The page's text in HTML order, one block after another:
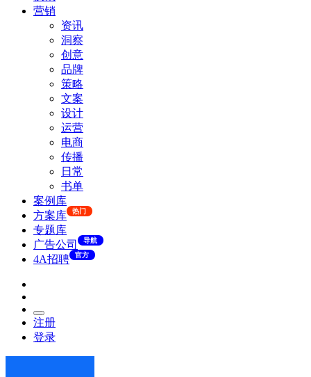
营销
资讯
洞察
创意
品牌
策略
文案
设计
运营
电商
传播
日常
书单
案例库
方案库
热门
专题库
广告公司
导航
4A招聘 官方
注册
登录